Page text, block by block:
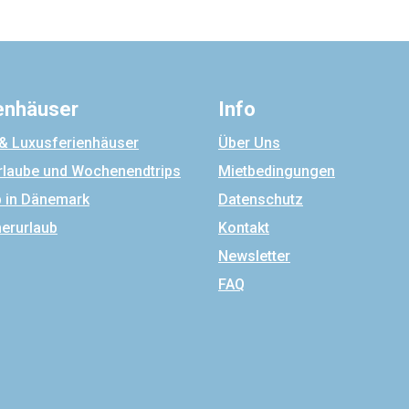
Luxusferienhäuser
und Wochenendtrips
in Dänemark
Info
Über Uns
Mietbedingungen
Datenschutz
Kontakt
Newsletter
FAQ